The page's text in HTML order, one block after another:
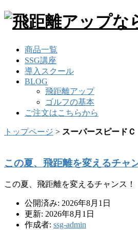
商品一覧
SSG講座
導入スクール
BLOG
飛距離アップ
ゴルフの基本
ご注文はこちらから
トップページ > スーパースピードＣ
この夏、飛距離を変えるチャ
この夏、飛距離を変えるチャンス
公開済み: 2026年8月1日
更新: 2026年8月1日
作成者: ssg-admin